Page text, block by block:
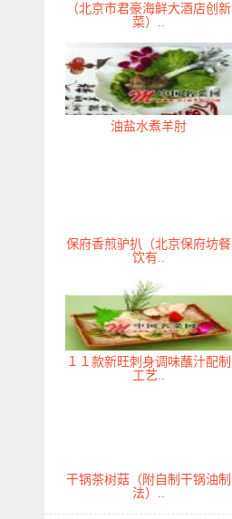
（北京市君豪海鲜大酒店创新
菜）..
油盐水煮羊肘
保府香煎驴扒（北京保府坊餐
饮有..
１１款新旺刺身调味蘸汁配制
工艺..
干锅茶树菇（附自制干锅油制
法）..